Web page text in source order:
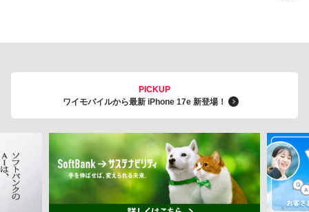
PICKUP
ワイモバイルから最新 iPhone 17e 新登場！